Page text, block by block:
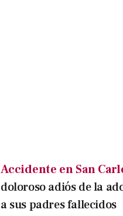
Accidente en San
doloroso adiós de la
a sus padres fallecidos